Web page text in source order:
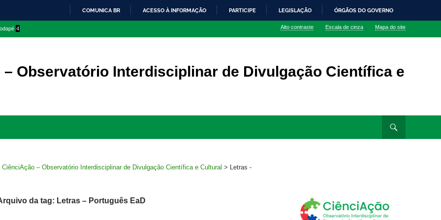
O
COMUNICA BR ACESSO À INFORMAÇÃO PARTICIPE LEGISLAÇÃO ÓRGÃOS DO GOVERNO
4 Alto contraste Escala de cinza Mapa do site
– Observatório Interdisciplinar de Divulgação Científica e
CiênciAção – Observatório Interdisciplinar de Divulgação Científica e Cultural > Letras -
da tag: Letras – Português EaD